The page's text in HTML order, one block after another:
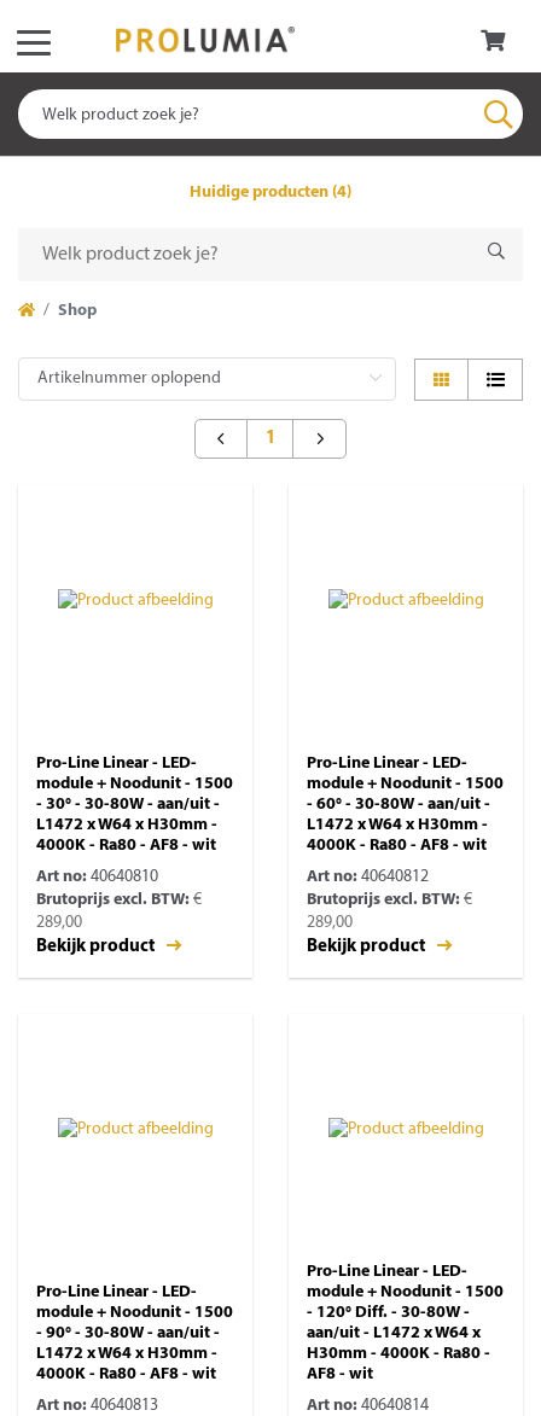
Huidige producten (4)
Shop
1
Pro-Line Linear - LED-
module + Noodunit - 1500
- 30° - 30-80W - aan/uit -
L1472 x W64 x H30mm -
4000K - Ra80 - AF8 - wit
Art no: 40640810
Brutoprijs excl. BTW: €
289,00
Bekijk product
Pro-Line Linear - LED-
module + Noodunit - 1500
- 60° - 30-80W - aan/uit -
L1472 x W64 x H30mm -
4000K - Ra80 - AF8 - wit
Art no: 40640812
Brutoprijs excl. BTW: €
289,00
Bekijk product
Pro-Line Linear - LED-
module + Noodunit - 1500
- 90° - 30-80W - aan/uit -
L1472 x W64 x H30mm -
4000K - Ra80 - AF8 - wit
Art no: 40640813
Pro-Line Linear - LED-
module + Noodunit - 1500
- 120° Diff. - 30-80W -
aan/uit - L1472 x W64 x
H30mm - 4000K - Ra80 -
AF8 - wit
Art no: 40640814